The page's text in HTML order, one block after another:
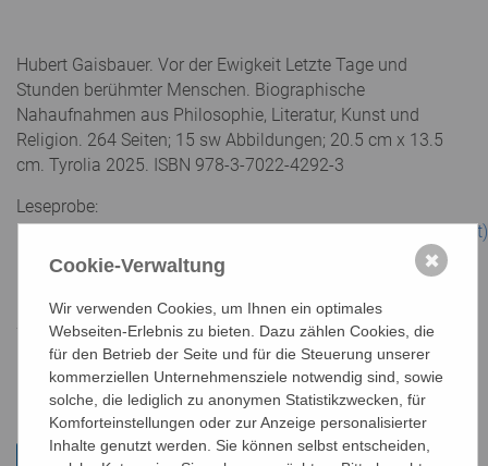
Hubert Gaisbauer. Vor der Ewigkeit Letzte Tage und
Stunden berühmter Menschen. Biographische
Nahaufnahmen aus Philosophie, Literatur, Kunst und
Religion. 264 Seiten; 15 sw Abbildungen; 20.5 cm x 13.5
cm. Tyrolia 2025. ISBN 978-3-7022-4292-3
Leseprobe:
https://www.book2look.com/book/
biblettype=html5
Im Artikel "Nimm und lies! - Bücher für Sie gelesen" finden
Sie Zugang zu weiteren Buchbesprechungen. mz/mz
Cookie-Verwaltung
Wir verwenden Cookies, um Ihnen ein optimales
Webseiten-Erlebnis zu bieten. Dazu zählen Cookies, die
für den Betrieb der Seite und für die Steuerung unserer
kommerziellen Unternehmensziele notwendig sind, sowie
solche, die lediglich zu anonymen Statistikzwecken, für
Komforteinstellungen oder zur Anzeige personalisierter
Inhalte genutzt werden. Sie können selbst entscheiden,
✖